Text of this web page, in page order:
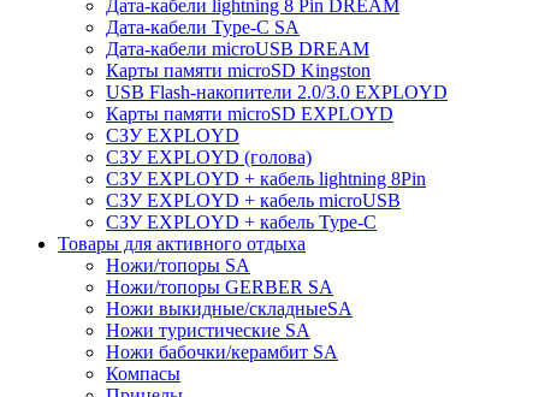
Дата-кабели lightning 8 Pin DREAM
Дата-кабели Type-C SA
Дата-кабели microUSB DREAM
Карты памяти microSD Kingston
USB Flash-накопители 2.0/3.0 EXPLOYD
Карты памяти microSD EXPLOYD
СЗУ EXPLOYD
СЗУ EXPLOYD (голова)
СЗУ EXPLOYD + кабель lightning 8Pin
СЗУ EXPLOYD + кабель microUSB
СЗУ EXPLOYD + кабель Type-C
Товары для активного отдыха
Ножи/топоры SA
Ножи/топоры GERBER SA
Ножи выкидные/складныеSA
Ножи туристические SA
Ножи бабочки/керамбит SA
Компасы